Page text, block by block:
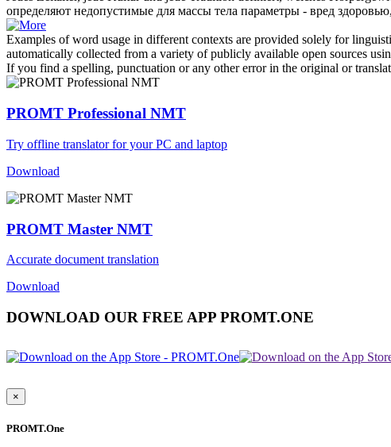
определяют недопустимые для массы тела параметры - вред
Examples of word usage in different contexts are provided solely for
automatically collected from a variety of publicly available open sources
If you find a spelling, punctuation or any other error in the original or
PROMT Professional NMT
Try offline translator for your PC and laptop
Download
PROMT Master NMT
Accurate document translation
Download
DOWNLOAD OUR FREE APP PROMT.ONE
×
PROMT.One